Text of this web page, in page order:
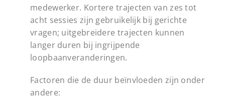
medewerker. Kortere trajecten van zes tot
acht sessies zijn gebruikelijk bij gerichte
vragen; uitgebreidere trajecten kunnen
langer duren bij ingrijpende
loopbaanveranderingen.
Factoren die de duur beïnvloeden zijn onder
andere: